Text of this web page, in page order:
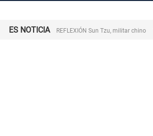
ES NOTICIA REFLEXIÓN Sun Tzu, militar chino